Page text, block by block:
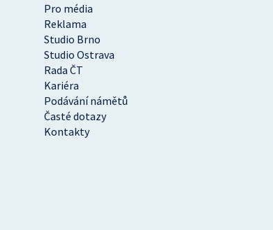
Pro média
Reklama
Studio Brno
Studio Ostrava
Rada ČT
Kariéra
Podávání námětů
Časté dotazy
Kontakty